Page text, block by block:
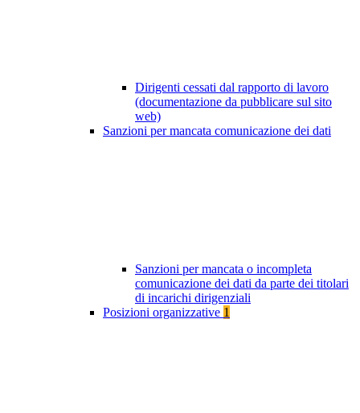
Dirigenti cessati dal rapporto di lavoro
(documentazione da pubblicare sul sito
web)
Sanzioni per mancata comunicazione dei dati
Sanzioni per mancata o incompleta
comunicazione dei dati da parte dei titolari
di incarichi dirigenziali
Posizioni organizzative 1